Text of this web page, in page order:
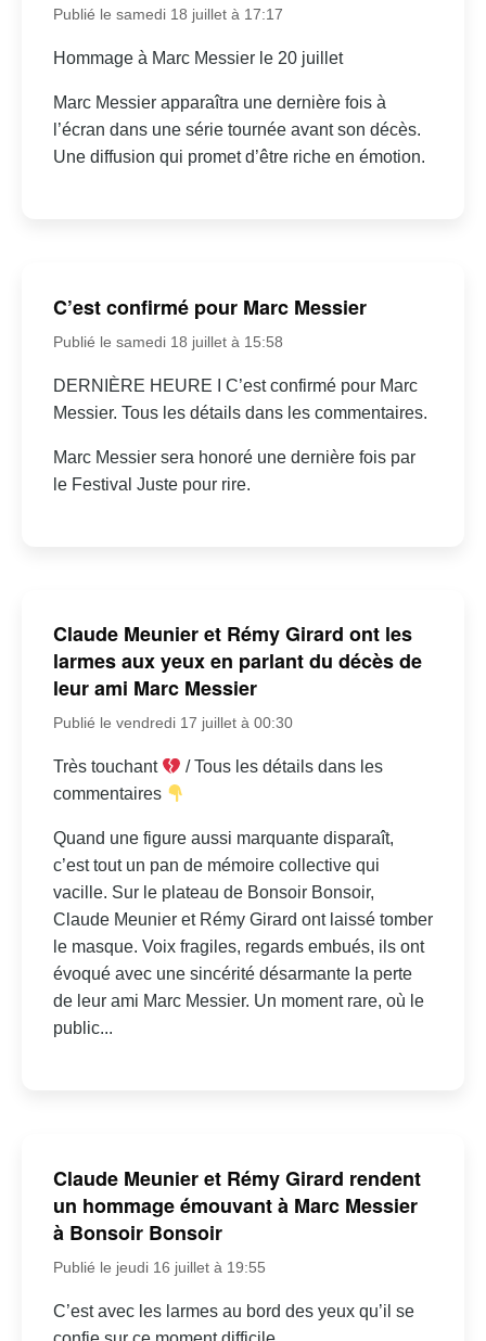
Publié le samedi 18 juillet à 17:17
Hommage à Marc Messier le 20 juillet
Marc Messier apparaîtra une dernière fois à
l’écran dans une série tournée avant son décès.
Une diffusion qui promet d’être riche en émotion.
C’est confirmé pour Marc Messier
Publié le samedi 18 juillet à 15:58
DERNIÈRE HEURE I C’est confirmé pour Marc
Messier. Tous les détails dans les commentaires.
Marc Messier sera honoré une dernière fois par
le Festival Juste pour rire.
Claude Meunier et Rémy Girard ont les
larmes aux yeux en parlant du décès de
leur ami Marc Messier
Publié le vendredi 17 juillet à 00:30
Très touchant
/ Tous les détails dans les
commentaires
Quand une figure aussi marquante disparaît,
c’est tout un pan de mémoire collective qui
vacille. Sur le plateau de Bonsoir Bonsoir,
Claude Meunier et Rémy Girard ont laissé tomber
le masque. Voix fragiles, regards embués, ils ont
évoqué avec une sincérité désarmante la perte
de leur ami Marc Messier. Un moment rare, où le
public...
Claude Meunier et Rémy Girard rendent
un hommage émouvant à Marc Messier
à Bonsoir Bonsoir
Publié le jeudi 16 juillet à 19:55
C’est avec les larmes au bord des yeux qu’il se